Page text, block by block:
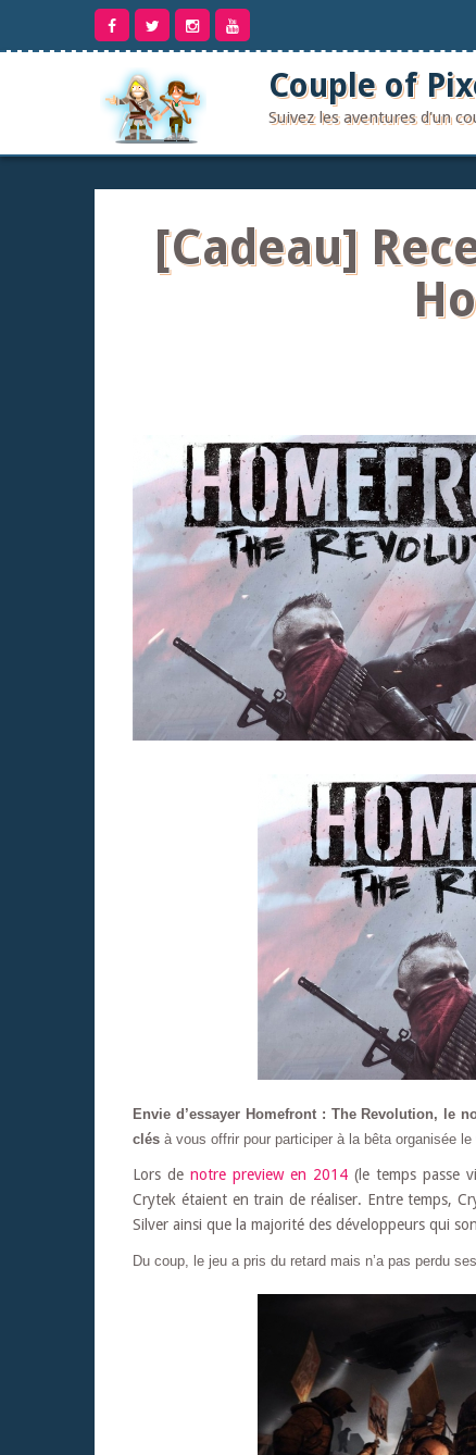
contenu
Couple of
Suivez les aventures d'un
[Cadeau]
Envie d’essayer Homefront : The Revolution, le
clés à vous offrir pour participer à la bêta organisée le
Lors de notre preview en 2014 (le temps passe
Crytek étaient en train de réaliser. Entre temps,
Silver ainsi que la majorité des développeurs qui
Du coup, le jeu a pris du retard mais n’a pas perdu